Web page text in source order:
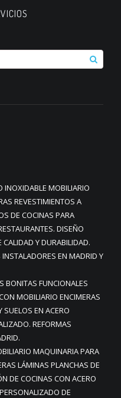
INOXIDABLE MOBILIARIO
REVESTIMIENTOS A
DE COCINAS PARA
DISEÑO
Y DURABILIDAD.
EN MADRID Y
BONITAS FUNCIONALES
MOBILIARIO ENCIMERAS
SUELOS EN ACERO
REFORMAS
MAQUINARIA PARA
LÁMINAS PLANCHAS DE
DE COCINAS CON ACERO
DE